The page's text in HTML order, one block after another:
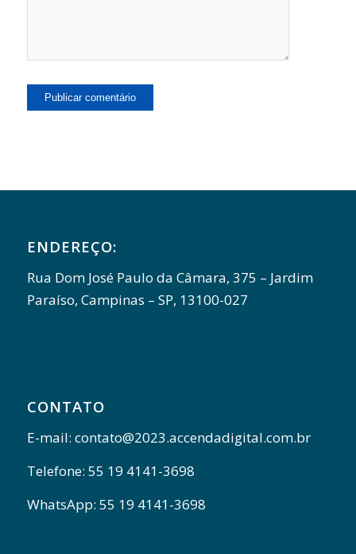
ENDEREÇO:
Rua Dom José Paulo da Câmara, 375 – Jardim
Paraíso, Campinas – SP, 13100-027
CONTATO
E-mail: contato@2023.accendadigital.com.br
Telefone: 55 19 4141-3698
WhatsApp: 55 19 4141-3698